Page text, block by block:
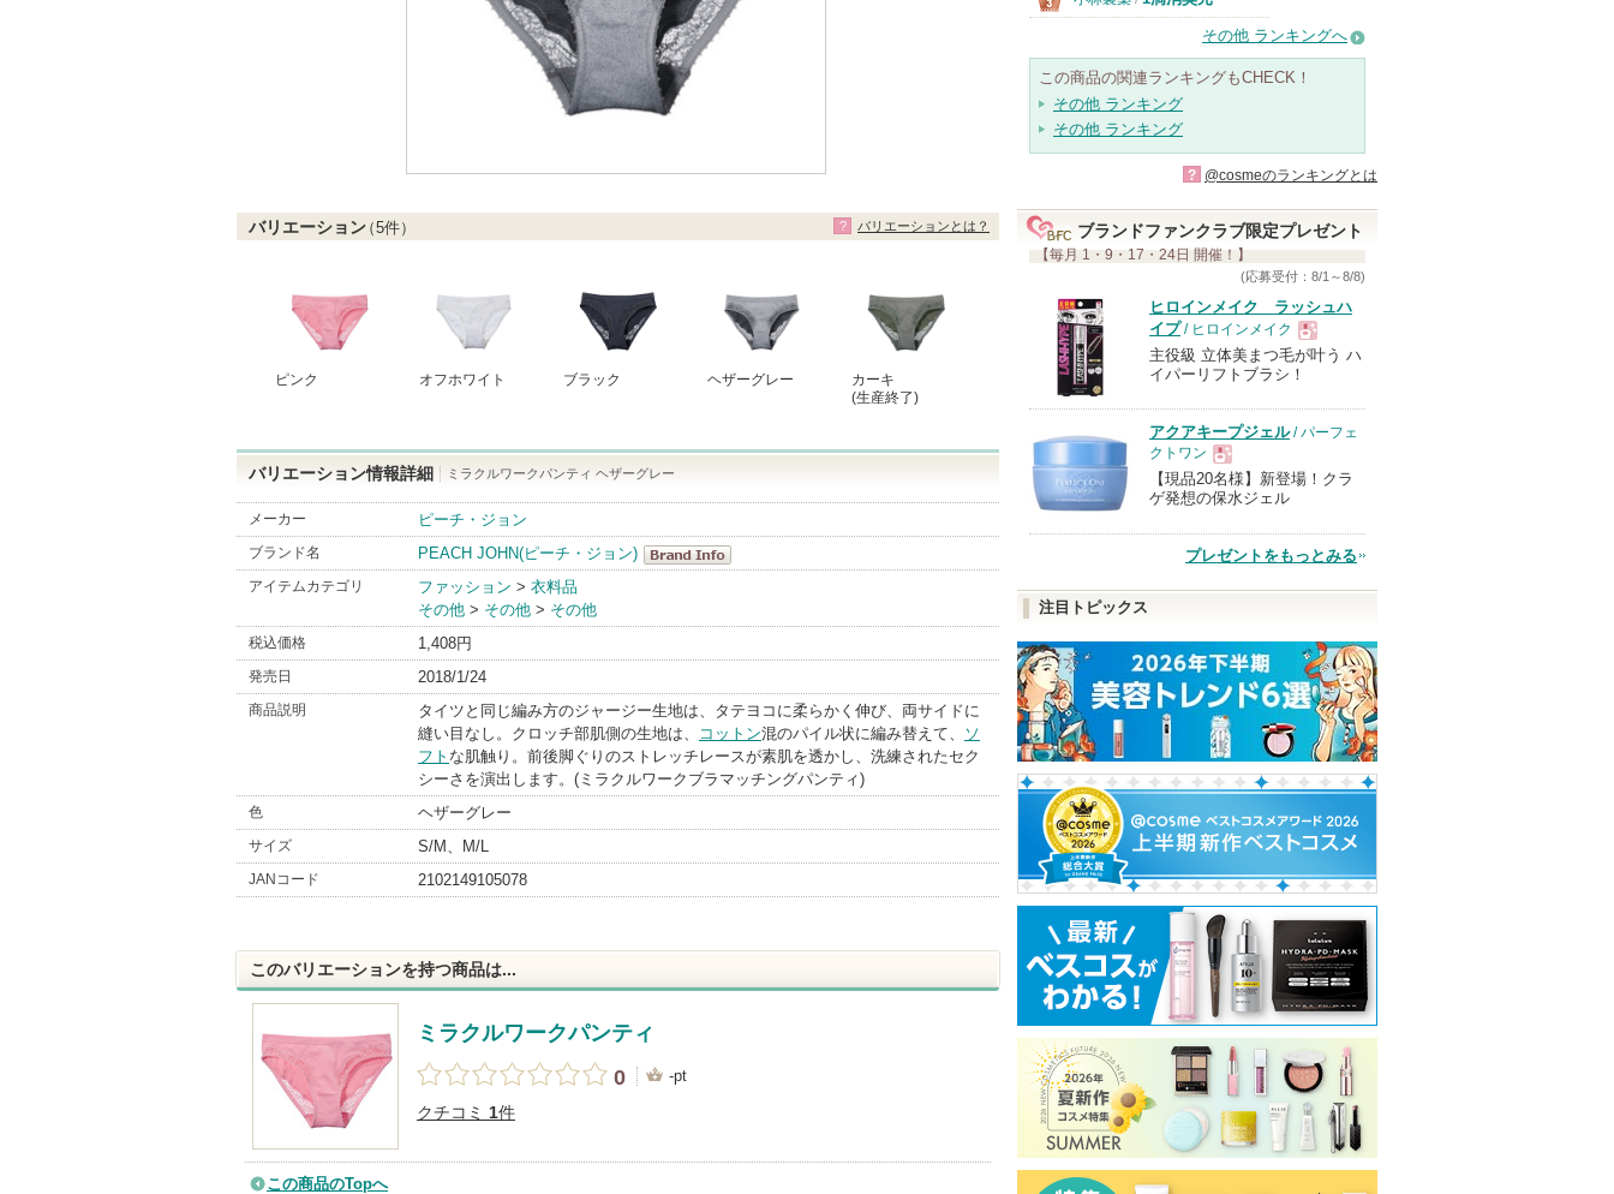
バリエーション（5件）
ピンク オフホワイト ブラック ヘザーグレー
カーキ
(生産終了)
バリエーションとは？
バリエーション情報詳細 ミラクルワークパンティ ヘザーグレー
メーカー ピーチ・ジョン
ブランド名
PEACH JOHN(ピーチ・ジョン)
アイテムカテゴリ ファッション > 衣料品
その他 > その他 > その他
税込価格 1,408円
発売日 2018/1/24
商品説明
タイツと同じ編み方のジャージー生地は、タテヨコに柔らかく伸び、両サイドに
縫い目なし。クロッチ部肌側の生地は、
コットン混のパイル状に編み替えて、
ソ
フト な肌触り。前後脚ぐりのストレッチレースが素肌を透かし、洗練されたセク
シーさを演出します。(ミラクルワークブラマッチングパンティ)
色 ヘザーグレー
サイズ S/M、M/L
JANコード 2102149105078
このバリエーションを持つ商品は...
ミラクルワークパンティ
0
-pt
クチコミ 1件
この商品のTopへ
その他 ランキングへ
この商品の関連ランキングもCHECK！
その他 ランキング
その他 ランキング
? @cosmeのランキングとは
ブランドファンクラブ限定プレゼント
【毎月 1・9・17・24日 開催！】
(応募受付：8/1～8/8)
ヒロインメイク ラッシュハ
イプ/ ヒロインメイク
現
品
主役級 立体美まつ毛が叶う ハ
イパーリフトブラシ！
アクアキープジェル/ パーフェ
クトワン
現
品
【現品20名様】新登場！クラ
ゲ発想の保水ジェル
プレゼントをもっとみる
注目トピックス